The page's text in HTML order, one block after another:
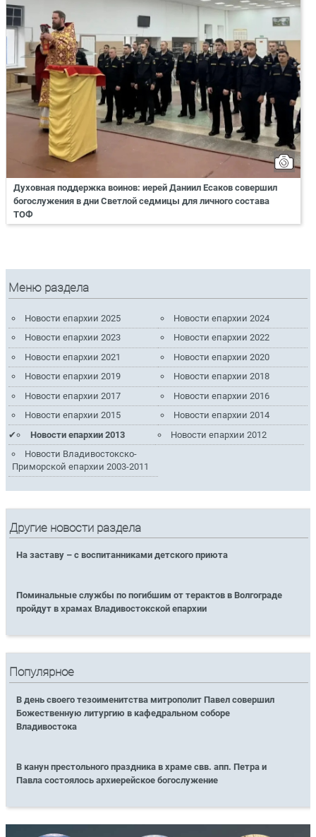
Духовная поддержка воинов: иерей Даниил Есаков совершил
богослужения в дни Светлой седмицы для личного состава
ТОФ
Меню раздела
Новости епархии 2025
Новости епархии 2024
Новости епархии 2023
Новости епархии 2022
Новости епархии 2021
Новости епархии 2020
Новости епархии 2019
Новости епархии 2018
Новости епархии 2017
Новости епархии 2016
Новости епархии 2015
Новости епархии 2014
Новости епархии 2013
Новости епархии 2012
Новости Владивостокско-
Приморской епархии 2003-2011
Другие новости раздела
На заставу – с воспитанниками детского приюта
Поминальные службы по погибшим от терактов в Волгограде
пройдут в храмах Владивостокской епархии
Популярное
В день своего тезоименитства митрополит Павел совершил
Божественную литургию в кафедральном соборе
Владивостока
В канун престольного праздника в храме свв. апп. Петра и
Павла состоялось архиерейское богослужение